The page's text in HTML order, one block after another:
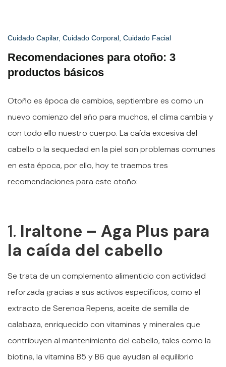
Cuidado Capilar, Cuidado Corporal Cuidado Facial
Recomendaciones para otoño: 3
productos básicos
Otoño es época de cambios, septiembre es como un
nuevo comienzo del año para muchos, el clima cambia y
con todo ello nuestro cuerpo. La caída excesiva del
cabello o la sequedad en la piel son problemas comunes
en esta época, por ello, hoy te traemos tres
recomendaciones para este otoño:
1. Iraltone – Aga Plus para
la caída del cabello
Se trata de un complemento alimenticio con actividad
reforzada gracias a sus activos específicos, como el
extracto de Serenoa Repens, aceite de semilla de
calabaza, enriquecido con vitaminas y minerales que
contribuyen al mantenimiento del cabello, tales como la
biotina, la vitamina B5 y B6 que ayudan al equilibrio